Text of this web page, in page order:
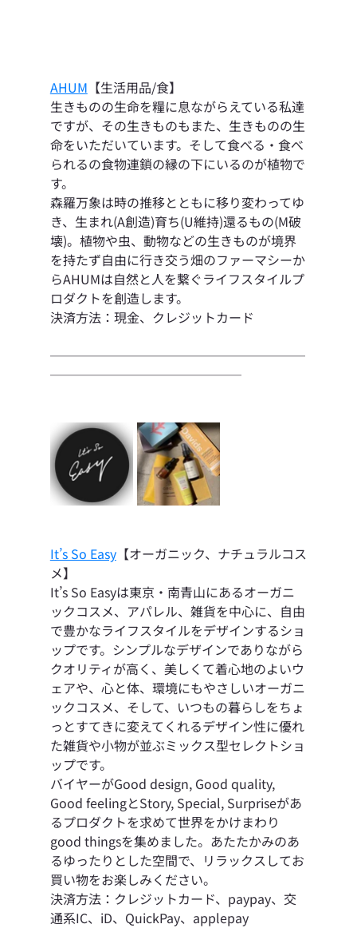
AHUM 【生活用品/食】
生きものの生命を糧に息ながらえている私達
ですが、その生きものもまた、生きものの生
命をいただいています。そして食べる・食べ
られるの食物連鎖の縁の下にいるのが植物で
す。
森羅万象は時の推移とともに移り変わってゆ
き、生まれ(A創造)育ち(U維持)還るもの(M破
壊)。植物や虫、動物などの生きものが境界
を持たず自由に行き交う畑のファーマシーか
らAHUMは自然と人を繋ぐライフスタイルプ
ロダクトを創造します。
決済方法：現金、クレジットカード
────────────────────
───────────────
It’s So Easy【オーガニック、ナチュラルコス
メ】
It’s So Easyは東京・南青山にあるオーガニ
ックコスメ、アパレル、雑貨を中心に、自由
で豊かなライフスタイルをデザインするショ
ップです。シンプルなデザインでありながら
クオリティが高く、美しくて着心地のよいウ
ェアや、心と体、環境にもやさしいオーガニ
ックコスメ、そして、いつもの暮らしをちょ
っとすてきに変えてくれるデザイン性に優れ
た雑貨や小物が並ぶミックス型セレクトショ
ップです。
バイヤーがGood design, Good quality,
Good feelingとStory, Special, Surpriseがあ
るプロダクトを求めて世界をかけまわり
good thingsを集めました。あたたかみのあ
るゆったりとした空間で、リラックスしてお
買い物をお楽しみください。
決済方法：クレジットカード、paypay、交
通系IC、iD、QuickPay、applepay